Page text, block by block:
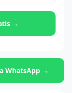
→
WhatsApp →